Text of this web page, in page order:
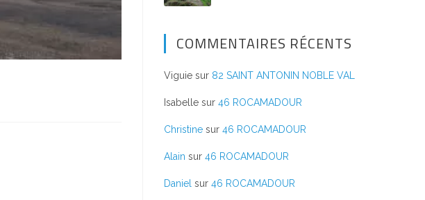
COMMENTAIRES RÉCENTS
Viguie sur 82 SAINT ANTONIN NOBLE VAL
Isabelle sur46 ROCAMADOUR
Christine sur46 ROCAMADOUR
Alain sur46 ROCAMADOUR
Daniel sur46 ROCAMADOUR